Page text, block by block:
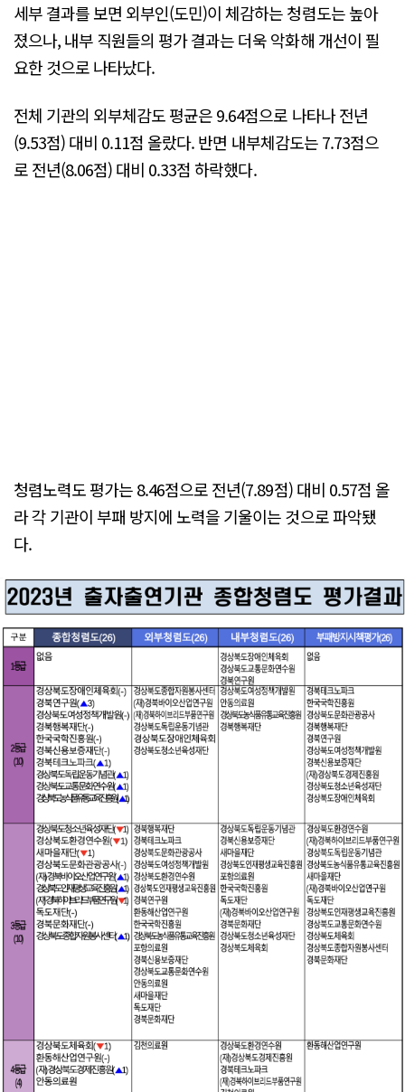
세부 결과를 보면 외부인(도민)이 체감하는 청렴도는 높아
졌으나, 내부 직원들의 평가 결과는 더욱 악화해 개선이 필
요한 것으로 나타났다.
전체 기관의 외부체감도 평균은 9.64점으로 나타나 전년
(9.53점) 대비 0.11점 올랐다. 반면 내부체감도는 7.73점으
로 전년(8.06점) 대비 0.33점 하락했다.
청렴노력도 평가는 8.46점으로 전년(7.89점) 대비 0.57점 올
라 각 기관이 부패 방지에 노력을 기울이는 것으로 파악됐
다.